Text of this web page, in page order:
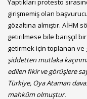
Yaptıkları protesto
girişmemiş olan
gözaltına almıştır. AİHM
getirilmese bile barışçıl
getirmek için toplanan ve
şiddetten mutlaka
edilen fikir ve görüşlere
Türkiye, Oya Ataman
mahkûm olmuştur.